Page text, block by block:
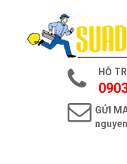
Trang chủ
Dịch vụ điện nước
HỖ
GỬI